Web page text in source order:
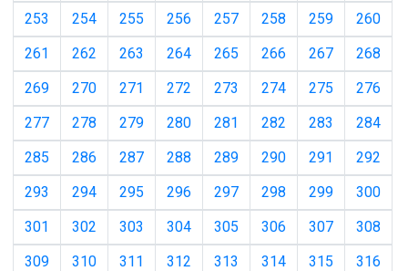
253
254 255 256 257 258 259
260
261
262 263 264 265 266 267
268
269
270 271 272 273 274 275
276
277
278 279 280 281 282 283
284
285
286 287 288 289 290 291
292
293
294 295 296 297 298 299
300
301
302 303 304 305 306 307
308
309
310 311 312 313 314 315
316